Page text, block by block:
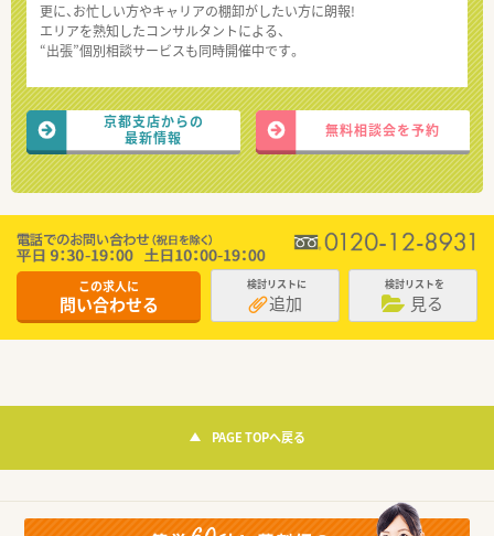
更に、お忙しい方やキャリアの棚卸がしたい方に朗報!
エリアを熟知したコンサルタントによる、
“出張”個別相談サービスも同時開催中です。
京都支店からの
最新情報
無料相談会を予約
この求人に
問い合わせる
検討リストに
追加
検討リストを
見る
PAGE TOPへ戻る